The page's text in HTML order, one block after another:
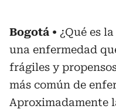
Bogotá
¿Qué es
una enfermedad
frágiles y
más común de
Aproximadamente